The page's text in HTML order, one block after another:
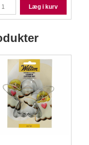
Læg i kurv